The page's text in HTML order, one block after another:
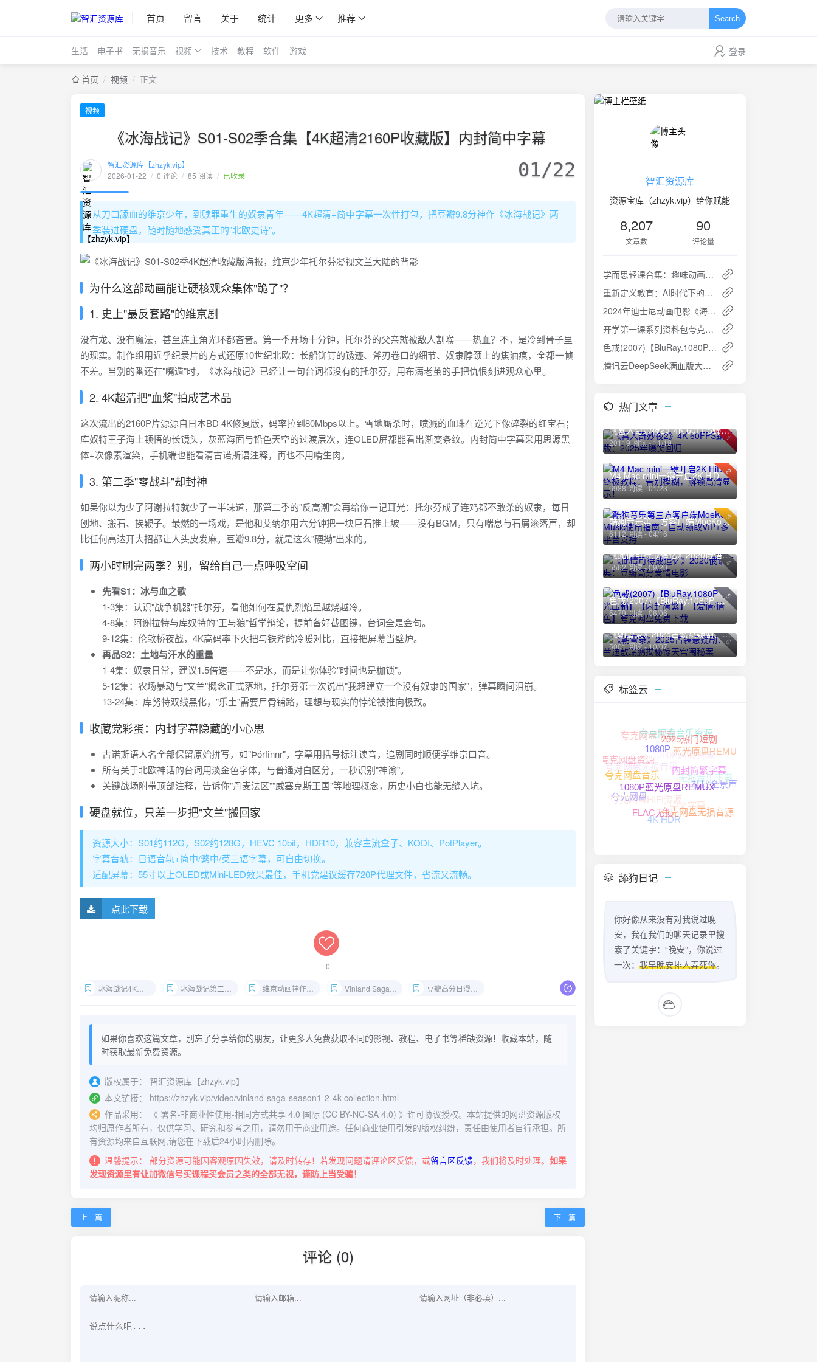
首页 留言 关于 统计 更多 推荐 Search
生活 电子书 无损音乐 视频 技术 教程 软件 游戏 登录
首页 / 视频 / 正文
视频
《冰海战记》S01-S02季合集【4K超清2160P收藏版】内封简中字幕
智汇资源库【zhzyk.vip】
2026-01-22 / 0 评论 / 85 阅读 / 已收录 01/22
从刀口舔血的维京少年，到赎罪重生的奴隶青年——4K超清+简中字幕一次性打包，把豆瓣9.8分神作《冰海战记》两
季装进硬盘，随时随地感受真正的"北欧史诗"。
为什么这部动画能让硬核观众集体"跪了"？
1. 史上"最反套路"的维京剧
没有龙、没有魔法，甚至连主角光环都吝啬。第一季开场十分钟，托尔芬的父亲就被敌人割喉——热血？不，是冷到骨子里
的现实。制作组用近乎纪录片的方式还原10世纪北欧：长船铆钉的锈迹、斧刃卷口的细节、奴隶脖颈上的焦油痕，全都一帧
不差。当别的番还在"嘴遁"时，《冰海战记》已经让一句台词都没有的托尔芬，用布满老茧的手把仇恨刻进观众心里。
2. 4K超清把"血浆"拍成艺术品
这次流出的2160P片源源自日本BD 4K修复版，码率拉到80Mbps以上。雪地厮杀时，喷溅的血珠在逆光下像碎裂的红宝石；
库奴特王子海上顿悟的长镜头，灰蓝海面与铅色天空的过渡层次，连OLED屏都能看出渐变条纹。内封简中字幕采用思源黑
体+次像素渲染，手机端也能看清古诺斯语注释，再也不用啃生肉。
3. 第二季"零战斗"却封神
如果你以为少了阿谢拉特就少了一半味道，那第二季的"反高潮"会再给你一记耳光：托尔芬成了连鸡都不敢杀的奴隶，每日
刨地、搬石、挨鞭子。最燃的一场戏，是他和艾纳尔用六分钟把一块巨石推上坡——没有BGM，只有喘息与石屑滚落声，却
比任何高达开大招都让人头皮发麻。豆瓣9.8分，就是这么"硬拗"出来的。
两小时刷完两季？别，留给自己一点呼吸空间
先看S1：冰与血之歌
1-3集：认识"战争机器"托尔芬，看他如何在复仇烈焰里越烧越冷。
4-8集：阿谢拉特与库奴特的"王与狼"哲学辩论，提前备好截图键，台词全是金句。
9-12集：伦敦桥夜战，4K高码率下火把与铁斧的冷暖对比，直接把屏幕当壁炉。
再品S2：土地与汗水的重量
1-4集：奴隶日常，建议1.5倍速——不是水，而是让你体验"时间也是枷锁"。
5-12集：农场暴动与"文兰"概念正式落地，托尔芬第一次说出"我想建立一个没有奴隶的国家"，弹幕瞬间泪崩。
13-24集：库努特双线黑化，"乐土"需要尸骨铺路，理想与现实的悖论被推向极致。
收藏党彩蛋：内封字幕隐藏的小心思
古诺斯语人名全部保留原始拼写，如"Þórfinnr"，字幕用括号标注读音，追剧同时顺便学维京口音。
所有关于北欧神话的台词用淡金色字体，与普通对白区分，一秒识别"神谕"。
关键战场附带顶部注释，告诉你"丹麦法区""威塞克斯王国"等地理概念，历史小白也能无缝入坑。
硬盘就位，只差一步把"文兰"搬回家
资源大小：S01约112G，S02约128G，HEVC 10bit，HDR10，兼容主流盒子、KODI、PotPlayer。
字幕音轨：日语音轨+简中/繁中/英三语字幕，可自由切换。
适配屏幕：55寸以上OLED或Mini-LED效果最佳，手机党建议缓存720P代理文件，省流又流畅。
点此下载
0
冰海战记4K下载 冰海战记第二季迅雷资源 维京动画神作推荐 Vinland Saga 2160P收藏版 豆瓣高分日漫合集
如果你喜欢这篇文章，别忘了分享给你的朋友，让更多人免费获取不同的影视、教程、电子书等稀缺资源！收藏本站，随
时获取最新免费资源。
版权属于：
智汇资源库【zhzyk.vip】
本文链接：
https://zhzyk.vip/video/vinland-saga-season1-2-4k-collection.html
作品采用：
《 署名-非商业性使用-相同方式共享 4.0 国际 (CC BY-NC-SA 4.0) 》许可协议授权。本站提供的网盘资源版权
均归原作者所有，仅供学习、研究和参考之用，请勿用于商业用途。任何商业使用引发的版权纠纷，责任由使用者自行承担。所
有资源均来自互联网,请您在下载后24小时内删除。
温馨提示：
部分资源可能因客观原因失效，请及时转存！若发现问题请评论区反馈，或留言区反馈，我们将及时处理。 如果
发现资源里有让加微信号买课程买会员之类的全部无视，谨防上当受骗！
上一篇 下一篇
评论 (0)
智汇资源库
资源宝库（zhzyk.vip）给你赋能
8,207
文章数
90
评论量
学而思轻课合集：趣味动画同步小学课内知识
重新定义教育：AI时代下的科学养育指南（共6册）[PDF]
2024年迪士尼动画电影《海洋奇缘2》高清资源分享
开学第一课系列资料包夸克网盘高速下载免费攻略
色戒(2007)【BluRay.1080P 蓝光压制】【内封简繁】【爱情/情色】夸克网盘免费下载
腾讯云DeepSeek满血版大模型限时免费开放，2025年2月25日前速领AI红利
热门文章
1
《喜人奇妙夜2》4K 60FPS臻彩版：2025年爆笑回归
20119 阅读 - 11/19
2
M4 Mac mini一键开启2K HiDPI终极教程：告别模糊，解锁高清显示！
6988 阅读 - 01/23
3
酷狗音乐第三方客户端MoeKoe Music使用指南：自动领取VIP+多平台支持
6112 阅读 - 04/16
4
《此情可待成追忆》2020俄语经典：豆瓣高分爱情电影
5562 阅读 - 09/20
5
色戒(2007)【BluRay.1080P 蓝光压制】【内封简繁】【爱情/情色】夸克网盘免费下载
5479 阅读 - 06/06
6
《朝雪录》2025古装悬疑剧：李兰迪敖瑞鹏揭秘惊天宫闱秘案
5001 阅读 - 10/07
标签云
夸克网盘无损音乐
夸克网盘资源
夸克网盘下载
夸克网盘音乐资源
1080P高清资源
1080P高清
夸克网盘HIFI资源
夸克网盘
夸克网盘音乐
2025热门短剧
蓝光原盘REMUX
无损音乐下载
中文字幕
4K HDR
FLAC无损
1080P蓝光原盘REMUX
内封简繁字幕
杜比全景声
夸克网盘无损音源
舔狗日记
你好像从来没有对我说过晚
安，我在我们的聊天记录里搜
索了关键字：“晚安”，你说过
一次： 我早晚安排人弄死你。